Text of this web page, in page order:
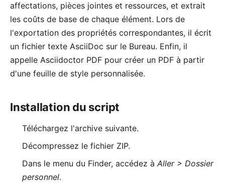
affectations, pièces jointes et ressources, et extrait
les coûts de base de chaque élément. Lors de
l'exportation des propriétés correspondantes, il écrit
un fichier texte AsciiDoc sur le Bureau. Enfin, il
appelle Asciidoctor PDF pour créer un PDF à partir
d'une feuille de style personnalisée.
Installation du script
Téléchargez l'archive suivante.
Décompressez le fichier ZIP.
Dans le menu du Finder, accédez à Aller > Dossier
personnel.